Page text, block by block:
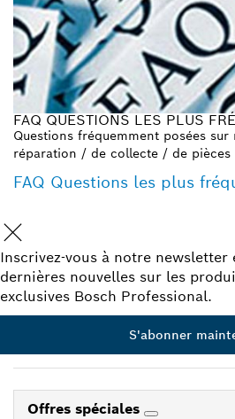
FAQ QUESTIONS LES PLUS
Questions fréquemment posées sur
réparation / de collecte / de pièces
FAQ Questions les plus
Inscrivez-vous à notre newsletter
dernières nouvelles sur les
exclusives Bosch Professional.
S'abonner
Offres spéciales